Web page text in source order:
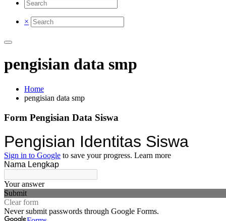
×
pengisian data smp
Home
pengisian data smp
Form Pengisian Data Siswa